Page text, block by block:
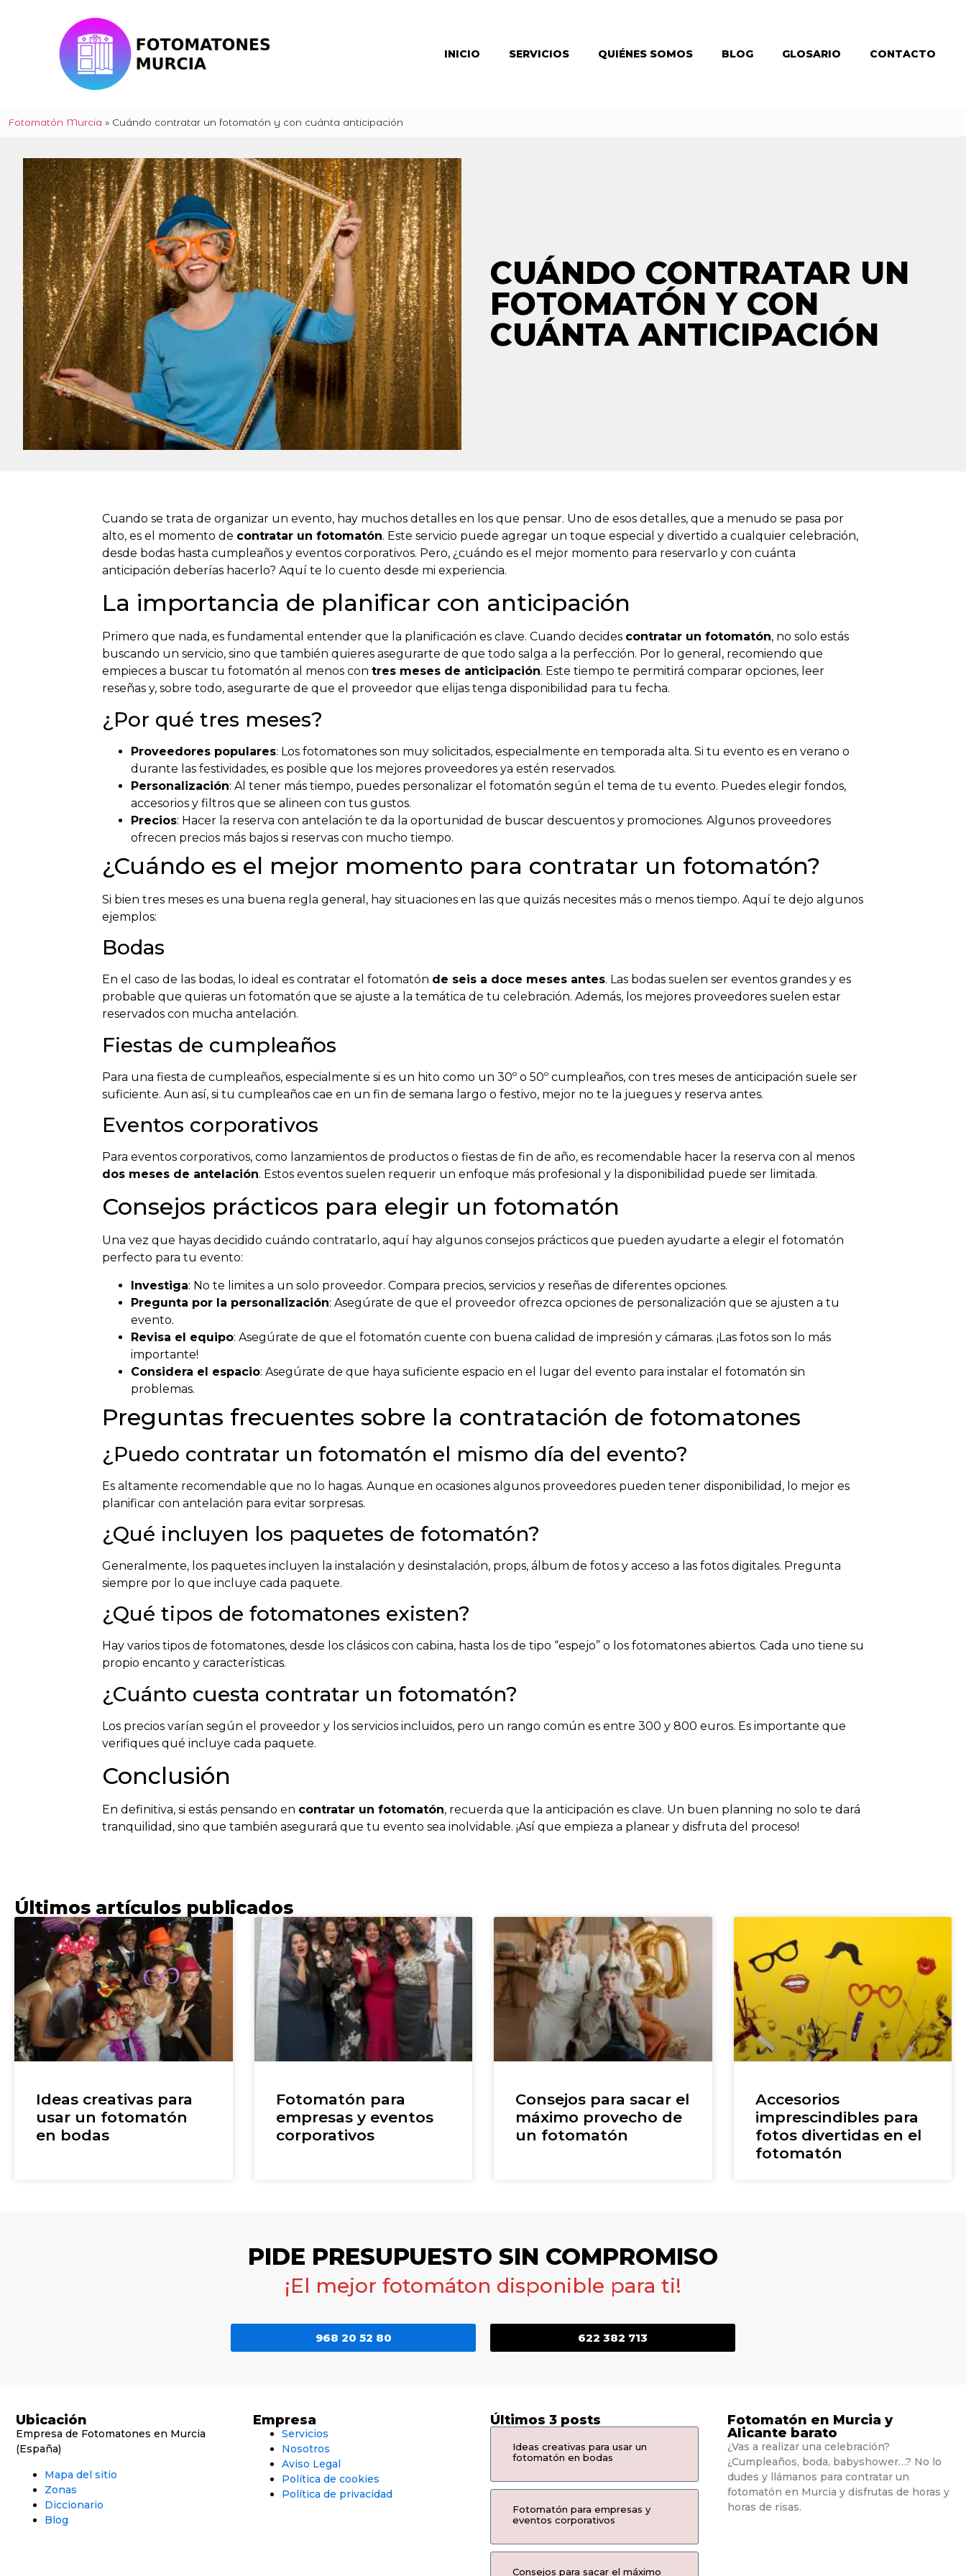
INICIO SERVICIOS QUIÉNES SOMOS BLOG GLOSARIO CONTACTO
Fotomatón Murcia » Cuándo contratar un fotomatón y con cuánta anticipación
CUÁNDO CONTRATAR UN
FOTOMATÓN Y CON
CUÁNTA ANTICIPACIÓN
Cuando se trata de organizar un evento, hay muchos detalles en los que pensar. Uno de esos detalles, que a menudo se pasa por
alto, es el momento de contratar un fotomatón. Este servicio puede agregar un toque especial y divertido a cualquier celebración,
desde bodas hasta cumpleaños y eventos corporativos. Pero, ¿cuándo es el mejor momento para reservarlo y con cuánta
anticipación deberías hacerlo? Aquí te lo cuento desde mi experiencia.
La importancia de planificar con anticipación
Primero que nada, es fundamental entender que la planificación es clave. Cuando decides contratar un fotomatón, no solo estás
buscando un servicio, sino que también quieres asegurarte de que todo salga a la perfección. Por lo general, recomiendo que
empieces a buscar tu fotomatón al menos con tres meses de anticipación. Este tiempo te permitirá comparar opciones, leer
reseñas y, sobre todo, asegurarte de que el proveedor que elijas tenga disponibilidad para tu fecha.
¿Por qué tres meses?
Proveedores populares: Los fotomatones son muy solicitados, especialmente en temporada alta. Si tu evento es en verano o
durante las festividades, es posible que los mejores proveedores ya estén reservados.
Personalización: Al tener más tiempo, puedes personalizar el fotomatón según el tema de tu evento. Puedes elegir fondos,
accesorios y filtros que se alineen con tus gustos.
Precios: Hacer la reserva con antelación te da la oportunidad de buscar descuentos y promociones. Algunos proveedores
ofrecen precios más bajos si reservas con mucho tiempo.
¿Cuándo es el mejor momento para contratar un fotomatón?
Si bien tres meses es una buena regla general, hay situaciones en las que quizás necesites más o menos tiempo. Aquí te dejo algunos
ejemplos:
Bodas
En el caso de las bodas, lo ideal es contratar el fotomatón de seis a doce meses antes. Las bodas suelen ser eventos grandes y es
probable que quieras un fotomatón que se ajuste a la temática de tu celebración. Además, los mejores proveedores suelen estar
reservados con mucha antelación.
Fiestas de cumpleaños
Para una fiesta de cumpleaños, especialmente si es un hito como un 30º o 50º cumpleaños, con tres meses de anticipación suele ser
suficiente. Aun así, si tu cumpleaños cae en un fin de semana largo o festivo, mejor no te la juegues y reserva antes.
Eventos corporativos
Para eventos corporativos, como lanzamientos de productos o fiestas de fin de año, es recomendable hacer la reserva con al menos
dos meses de antelación. Estos eventos suelen requerir un enfoque más profesional y la disponibilidad puede ser limitada.
Consejos prácticos para elegir un fotomatón
Una vez que hayas decidido cuándo contratarlo, aquí hay algunos consejos prácticos que pueden ayudarte a elegir el fotomatón
perfecto para tu evento:
Investiga: No te limites a un solo proveedor. Compara precios, servicios y reseñas de diferentes opciones.
Pregunta por la personalización: Asegúrate de que el proveedor ofrezca opciones de personalización que se ajusten a tu
evento.
Revisa el equipo: Asegúrate de que el fotomatón cuente con buena calidad de impresión y cámaras. ¡Las fotos son lo más
importante!
Considera el espacio: Asegúrate de que haya suficiente espacio en el lugar del evento para instalar el fotomatón sin
problemas.
Preguntas frecuentes sobre la contratación de fotomatones
¿Puedo contratar un fotomatón el mismo día del evento?
Es altamente recomendable que no lo hagas. Aunque en ocasiones algunos proveedores pueden tener disponibilidad, lo mejor es
planificar con antelación para evitar sorpresas.
¿Qué incluyen los paquetes de fotomatón?
Generalmente, los paquetes incluyen la instalación y desinstalación, props, álbum de fotos y acceso a las fotos digitales. Pregunta
siempre por lo que incluye cada paquete.
¿Qué tipos de fotomatones existen?
Hay varios tipos de fotomatones, desde los clásicos con cabina, hasta los de tipo “espejo” o los fotomatones abiertos. Cada uno tiene su
propio encanto y características.
¿Cuánto cuesta contratar un fotomatón?
Los precios varían según el proveedor y los servicios incluidos, pero un rango común es entre 300 y 800 euros. Es importante que
verifiques qué incluye cada paquete.
Conclusión
En definitiva, si estás pensando en contratar un fotomatón, recuerda que la anticipación es clave. Un buen planning no solo te dará
tranquilidad, sino que también asegurará que tu evento sea inolvidable. ¡Así que empieza a planear y disfruta del proceso!
Últimos artículos publicados
Ideas creativas para
usar un fotomatón
en bodas
Fotomatón para
empresas y eventos
corporativos
Consejos para sacar el
máximo provecho de
un fotomatón
Accesorios
imprescindibles para
fotos divertidas en el
fotomatón
PIDE PRESUPUESTO SIN COMPROMISO
¡El mejor fotomáton disponible para ti!
622 382 713
968 20 52 80
Ubicación
Empresa de Fotomatones en Murcia
(España)
Mapa del sitio
Zonas
Diccionario
Blog
Empresa
Servicios
Nosotros
Aviso Legal
Política de cookies
Política de privacidad
Últimos 3 posts
Ideas creativas para usar un
fotomatón en bodas
Fotomatón para empresas y
eventos corporativos
Consejos para sacar el máximo
Fotomatón en Murcia y
Alicante barato
¿Vas a realizar una celebración?
¿Cumpleaños, boda, babyshower…? No lo
dudes y llámanos para contratar un
fotomatón en Murcia y disfrutas de horas y
horas de risas.